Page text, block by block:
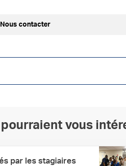
Nous contacter
vous
par les stagiaires